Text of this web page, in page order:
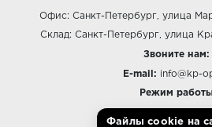
Офис: Санкт-Петербург, улица
Склад: Санкт-Петербург, улица
Звоните нам:
E-mail: info@kp-
Режим
10:00 - 18:00 пн-
Файлы cookie на